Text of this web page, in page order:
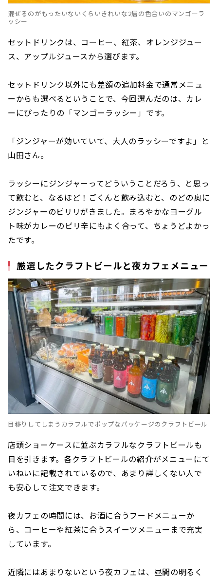
混ぜるのがもったいないくらいきれいな2層の色合いのマンゴーラ
ッシー
セットドリンクは、コーヒー、紅茶、オレンジジュー
ス、アップルジュースから選びます。
セットドリンク以外にも差額の追加料金で通常メニュ
ーからも選べるということで、今回選んだのは、カレ
ーにぴったりの「マンゴーラッシー」です。
「ジンジャーが効いていて、大人のラッシーですよ」と
山田さん。
ラッシーにジンジャーってどういうことだろう、と思っ
て飲むと、なるほど！ごくんと飲み込むと、のどの奥に
ジンジャーのピリリがきました。まろやかなヨーグル
ト味がカレーのピリ辛にもよく合って、ちょうどよかっ
たです。
厳選したクラフトビールと夜カフェメニュー
目移りしてしまうカラフルでポップなパッケージのクラフトビール
店頭ショーケースに並ぶカラフルなクラフトビールも
目を引きます。各クラフトビールの紹介がメニューにて
いねいに記載されているので、あまり詳しくない人で
も安心して注文できます。
夜カフェの時間には、お酒に合うフードメニューか
ら、コーヒーや紅茶に合うスイーツメニューまで充実
しています。
近隣にはあまりないという夜カフェは、昼間の明るく